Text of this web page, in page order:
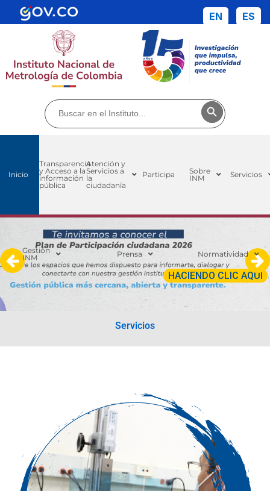
Buscar: Botón de
Inicio
Transparencia
y Acceso a la
información
pública
Atención y
Servicios a
la
ciudadanía
Participa
Sobre
INM
Servicios
Gestión
INM
Prensa Normatividad
HACIENDO CLIC AQUÍ
Servicios
EN ES